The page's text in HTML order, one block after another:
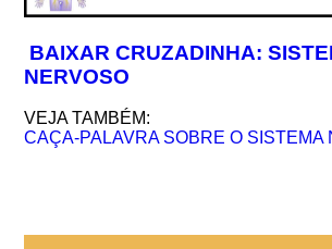
BAIXAR CRUZADINHA:
NERVOSO
VEJA TAMBÉM:
CAÇA-PALAVRA SOBRE O SISTEMA